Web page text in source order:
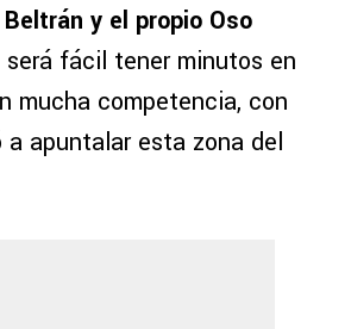
y el propio Oso
será fácil tener minutos en
mucha competencia, con
apuntalar esta zona del